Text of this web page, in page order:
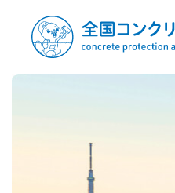
全国コン